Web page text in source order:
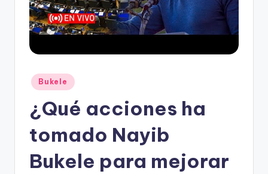
Publicado
en
Bukele
¿Qué acciones ha
tomado Nayib
Bukele para mejorar